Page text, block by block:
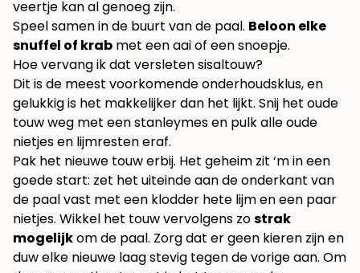
veertje kan al genoeg zijn.
Speel samen in de buurt van de paal. Beloon elke
snuffel of krab met een aai of een snoepje.
Hoe vervang ik dat versleten sisaltouw?
Dit is de meest voorkomende onderhoudsklus, en
gelukkig is het makkelijker dan het lijkt. Snij het oude
touw weg met een stanleymes en pulk alle oude
nietjes en lijmresten eraf.
Pak het nieuwe touw erbij. Het geheim zit ‘m in een
goede start: zet het uiteinde aan de onderkant van
de paal vast met een klodder hete lijm en een paar
nietjes. Wikkel het touw vervolgens zostrak
mogelijkom de paal. Zorg dat er geen kieren zijn en
duw elke nieuwe laag stevig tegen de vorige aan. Om